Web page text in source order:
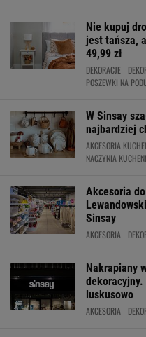
Nie kupuj
jest tańsza,
49,99 zł
DEKORACJE
POSZEWKI NA
W Sinsay
najbardziej
AKCESORIA
NACZYNIA
Akcesoria
Sinsay
AKCESORIA
Nakrapiany
luskusowo
AKCESORIA